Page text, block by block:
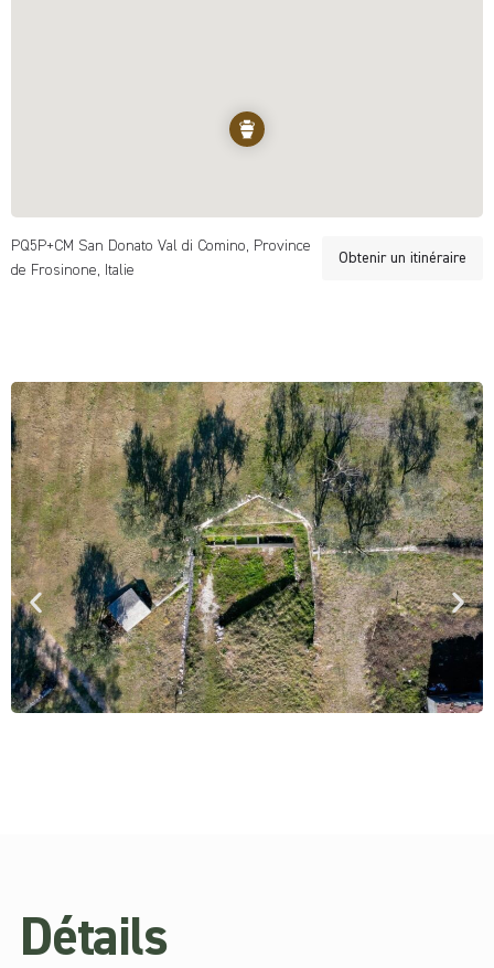
PQ5P+CM San Donato Val di Comino, Province
de Frosinone, Italie
Obtenir un itinéraire
Détails